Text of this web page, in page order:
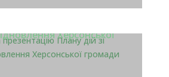
Херсонської